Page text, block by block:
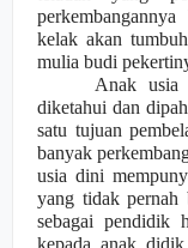
kelak akan
mulia budi
Anak usia
diketahui dan
satu tujuan
banyak
usia dini
yang tidak pernah
sebagai pendidik